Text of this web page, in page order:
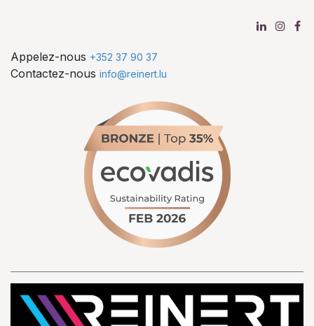
Appelez-nous +352 37 90 37
Contactez-nous info@reinert.lu